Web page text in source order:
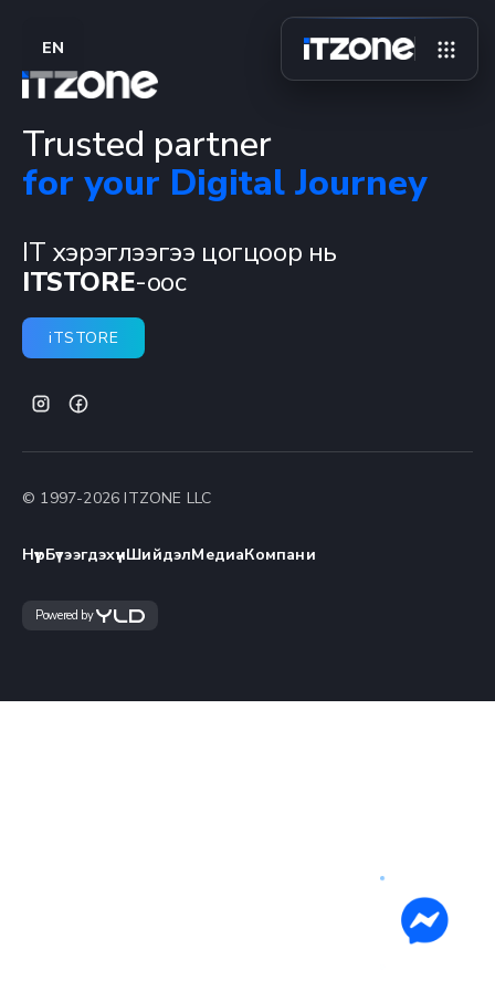
EN
Trusted partner
for your Digital Journey
IT хэрэглээгээ цогцоор нь
ITSTORE-оос
iTSTORE
© 1997-2026 ITZONE LLC
НүүрБүтээгдэхүүнШийдэлМедиаКомпани
Powered by